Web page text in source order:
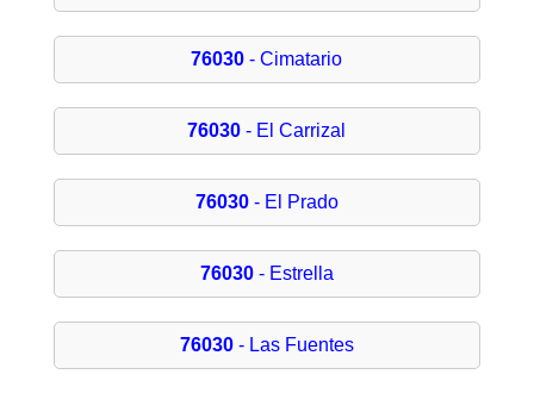
76030 - Cimatario
76030 - El Carrizal
76030- El Prado
76030- Estrella
76030- Las Fuentes